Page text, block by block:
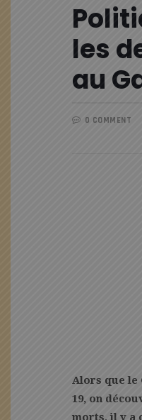
les
au
0 COMMENT
Alors que le
19, on
morts, il y a